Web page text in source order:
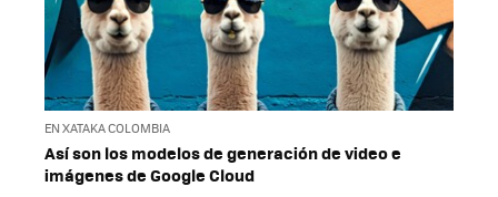
EN XATAKA COLOMBIA
Así son los modelos de generación de video e
imágenes de Google Cloud